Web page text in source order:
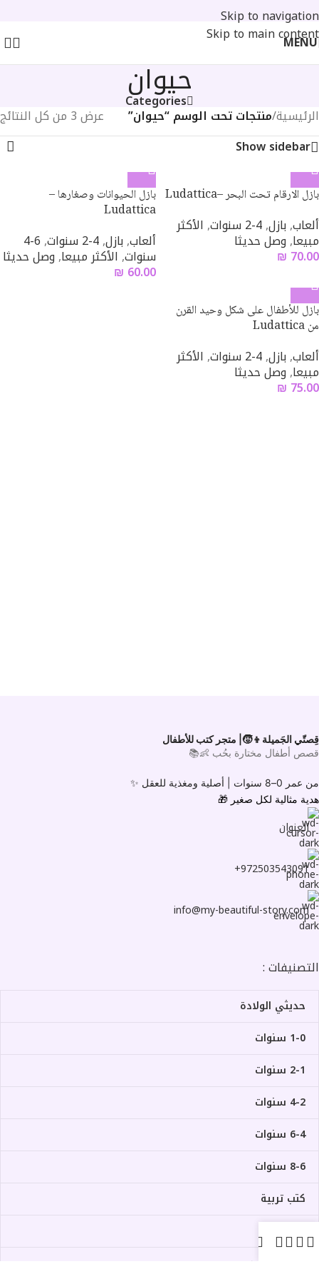
Skip to navigation
Skip to main content
MENU
حيوان
Categories
الرئيسية/منتجات تحت الوسم “حيوان”
عرض ⁦3⁩ من كل النتائج
Show sidebar
بازل الارقام تحت البحر –Ludattica
ألعاب,بازل,4-2 سنوات , الأكثر
مبيعا,وصل حديثا
₪ 70.00
بازل الحيوانات وصغارها –
Ludattica
ألعاب,بازل,4-2 سنوات ,
6-4
سنوات, الأكثر مبيعا,وصل حديثا
₪ 60.00
بازل للأطفال على شكل وحيد القرن
من Ludattica
ألعاب,بازل,4-2 سنوات , الأكثر
مبيعا,وصل حديثا
₪ 75.00
قِصتّي الجَميلة👦🧒| متجر كتب للأطفال
قصص أطفال مختارة بحُب 👶📚
من عمر 0–8 سنوات |
أصلية ومغذية للعقل ✨
هدية مثالية لكل صغير 🎁
العنوان
972503543091+
info@my-beautiful-story.com
التصنيفات :
حديثي الولادة
1-0 سنوات
2-1 سنوات
4-2 سنوات
6-4 سنوات
8-6 سنوات
كتب تربية
حدود الجسم